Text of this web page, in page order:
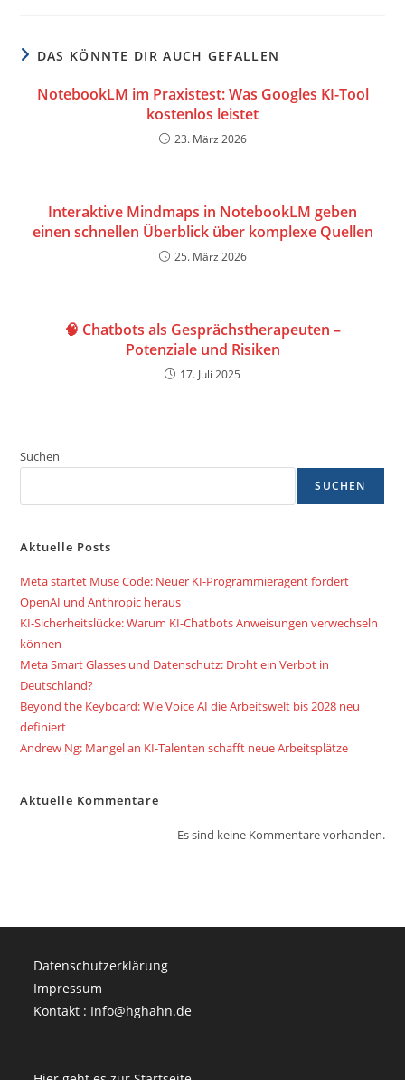
DAS KÖNNTE DIR AUCH GEFALLEN
NotebookLM im Praxistest: Was Googles KI-Tool
kostenlos leistet
23. März 2026
Interaktive Mindmaps in NotebookLM geben
einen schnellen Überblick über komplexe Quellen
25. März 2026
🧠 Chatbots als Gesprächstherapeuten –
Potenziale und Risiken
17. Juli 2025
Suchen
SUCHEN
Aktuelle Posts
Meta startet Muse Code: Neuer KI-Programmieragent fordert
OpenAI und Anthropic heraus
KI-Sicherheitslücke: Warum KI-Chatbots Anweisungen verwechseln
können
Meta Smart Glasses und Datenschutz: Droht ein Verbot in
Deutschland?
Beyond the Keyboard: Wie Voice AI die Arbeitswelt bis 2028 neu
definiert
Andrew Ng: Mangel an KI-Talenten schafft neue Arbeitsplätze
Aktuelle Kommentare
Es sind keine Kommentare vorhanden.
Datenschutzerklärung
Impressum
Kontakt : Info@hghahn.de